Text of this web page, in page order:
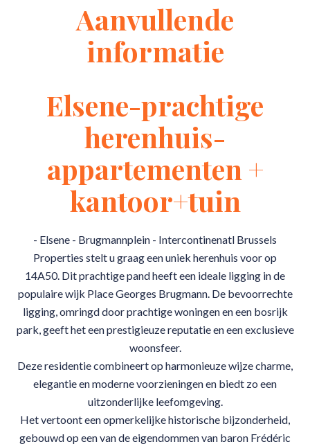
Aanvullende
informatie
Elsene-prachtige
herenhuis-
appartementen +
kantoor+tuin
- Elsene - Brugmannplein - Intercontinenatl Brussels
Properties stelt u graag een uniek herenhuis voor op
14A50. Dit prachtige pand heeft een ideale ligging in de
populaire wijk Place Georges Brugmann. De bevoorrechte
ligging, omringd door prachtige woningen en een bosrijk
park, geeft het een prestigieuze reputatie en een exclusieve
woonsfeer.
Deze residentie combineert op harmonieuze wijze charme,
elegantie en moderne voorzieningen en biedt zo een
uitzonderlijke leefomgeving.
Het vertoont een opmerkelijke historische bijzonderheid,
gebouwd op een van de eigendommen van baron Frédéric